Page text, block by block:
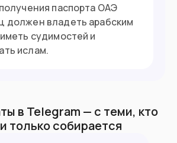
паспорта ОАЭ
должен владеть арабским
судимостей и
ислам.
в Telegram — с теми, кто
только собирается